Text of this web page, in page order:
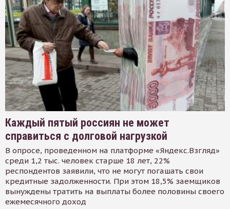
Каждый пятый россиян не может
справиться с долговой нагрузкой
В опросе, проведенном на платформе «Яндекс.Взгляд»
среди 1,2 тыс. человек старше 18 лет, 22%
респондентов заявили, что не могут погашать свои
кредитные задолженности. При этом 18,5% заемщиков
вынуждены тратить на выплаты более половины своего
ежемесячного доход